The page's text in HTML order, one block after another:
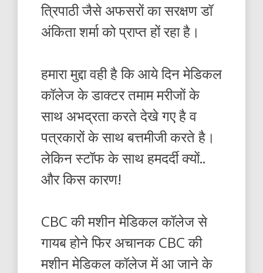
त्रिपाठी जैसे अफसरों का सरक्षण डॉ
अंकिता शर्मा को प्राप्त हों रहा है।
हमारा मुद्दा वही है कि आये दिन मेडिकल
कॉलेज के डाक्टर तमाम मरीजों के
साथ अभद्रता करते देखे गए है व
पत्रकारों के साथ बत्तमीजी करते है।
लेकिन स्टॉफ के साथ हमदर्दी क्यों..
और किस कारण!
CBC की मशीन मेडिकल कॉलेज से
गायब होने फिर अचानक CBC की
मशीन मेडिकल कॉलेज में आ जाने के